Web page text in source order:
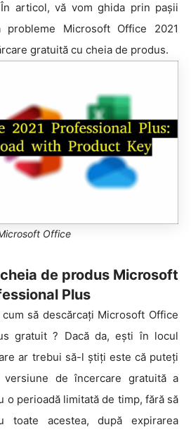
articol, vă vom ghida prin pașii
Microsoft Office 2021
gratuită cu cheia de produs.
Office
de produs Microsoft
Plus
să descărcați Microsoft Office
gratuit ? Dacă da, ești în locul
ar trebui să-l știți este că puteți
de încercare gratuită a
o perioadă limitată de timp, fără să
toate acestea, după expirarea